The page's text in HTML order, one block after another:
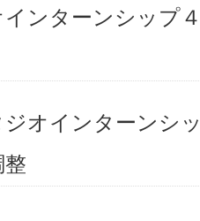
ンターンシップ
オインターンシ
整